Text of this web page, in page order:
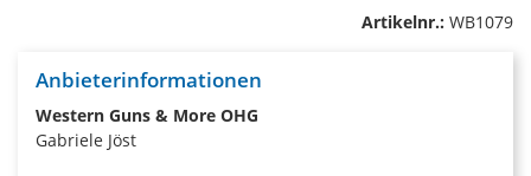
Artikelnr.: WB1079
Anbieterinformationen
Western Guns & More OHG
Gabriele Jöst